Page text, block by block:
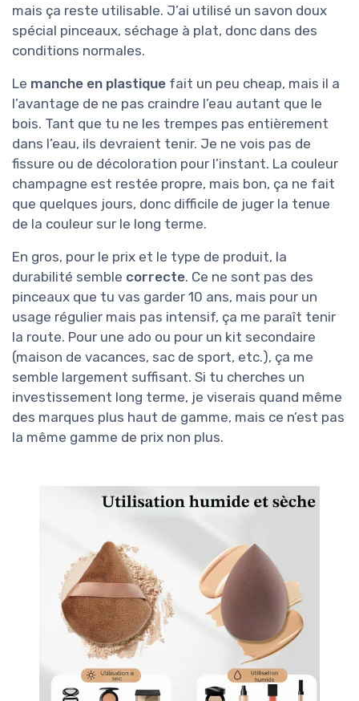
mais ça reste utilisable. J’ai utilisé un savon doux
spécial pinceaux, séchage à plat, donc dans des
conditions normales.
Le manche en plastique fait un peu cheap, mais il a
l’avantage de ne pas craindre l’eau autant que le
bois. Tant que tu ne les trempes pas entièrement
dans l’eau, ils devraient tenir. Je ne vois pas de
fissure ou de décoloration pour l’instant. La couleur
champagne est restée propre, mais bon, ça ne fait
que quelques jours, donc difficile de juger la tenue
de la couleur sur le long terme.
En gros, pour le prix et le type de produit, la
durabilité semble correcte. Ce ne sont pas des
pinceaux que tu vas garder 10 ans, mais pour un
usage régulier mais pas intensif, ça me paraît tenir
la route. Pour une ado ou pour un kit secondaire
(maison de vacances, sac de sport, etc.), ça me
semble largement suffisant. Si tu cherches un
investissement long terme, je viserais quand même
des marques plus haut de gamme, mais ce n’est pas
la même gamme de prix non plus.